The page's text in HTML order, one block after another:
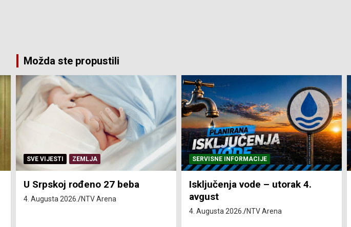
Možda ste propustili
SERVISNE INFORMACIJE
Isključenja vode – utorak 4.
avgust
SERVISNE INFORMACIJE
Isključenja el. energije – utorak
4. avgust
4. Augusta 2026. NTV Arena